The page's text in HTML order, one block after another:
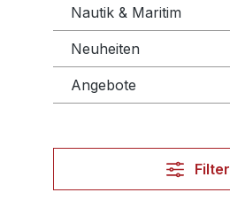
Nautik & Maritim
Neuheiten
Angebote
Filter